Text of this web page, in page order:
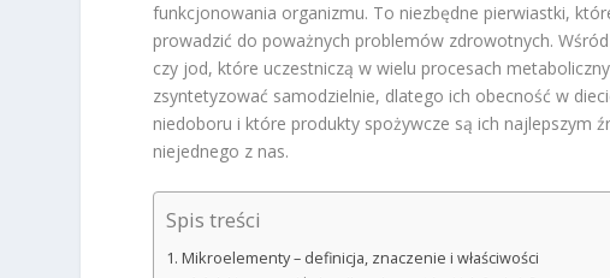
funkcjonowania organizmu. To niezbędne pierwiastki,
prowadzić do poważnych problemów zdrowotnych.
czy jod, które uczestniczą w wielu procesach
zsyntetyzować samodzielnie, dlatego ich obecność w
niedoboru i które produkty spożywcze są ich najlepszym
niejednego z nas.
Spis treści
Mikroelementy – definicja, znaczenie i właściwości